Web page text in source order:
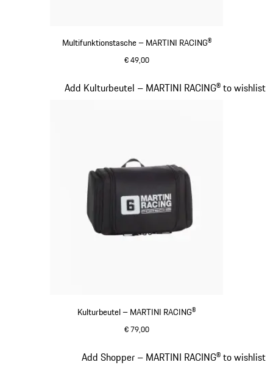
Multifunktionstasche – MARTINI RACING®
€ 49,00
Kulturbeutel – MARTINI RACING®
€ 79,00
Add Kulturbeutel – MARTINI RACING® to wishlist
Slide 17 von 20
Add Shopper – MARTINI RACING® to wishlist